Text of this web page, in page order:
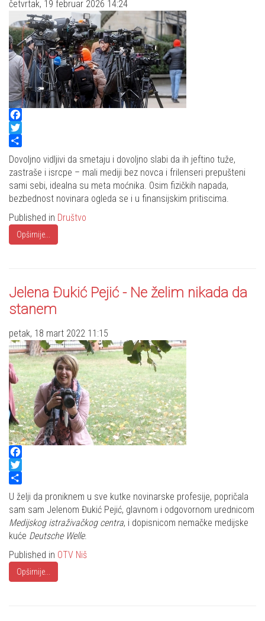
četvrtak, 19 februar 2026 14:24
Facebook
Twitter
Share
Dovoljno vidljivi da smetaju i dovoljno slabi da ih jeftino tuže,
zastraše i isrcpe – mali mediji bez novca i frilenseri prepušteni
sami sebi, idealna su meta moćnika. Osim fizičkih napada,
bezbednost novinara ogleda se i u finansijskim pritiscima.
Published in Društvo
Opširnije...
Jelena Đukić Pejić - Ne želim nikada da
stanem
petak, 18 mart 2022 11:15
Facebook
Twitter
Share
U želji da proniknem u sve kutke novinarske profesije, popričala
sam sam Jelenom Đukić Pejić, glavnom i odgovornom urednicom
Medijskog istraživačkog centra, i dopisnicom nemačke medijske
kuće Deutsche Welle.
Published in OTV Niš
Opširnije...